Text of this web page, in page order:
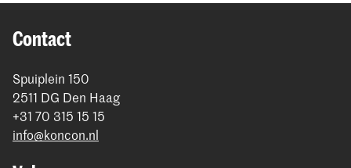
Contact
Spuiplein 150
2511 DG Den Haag
+31 70 315 15 15
info@koncon.nl